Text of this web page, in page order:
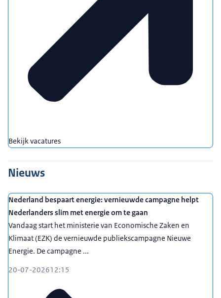
Bekijk vacatures
Nieuws
Nederland bespaart energie: vernieuwde campagne helpt
Nederlanders slim met energie om te gaan
Vandaag start het ministerie van Economische Zaken en
Klimaat (EZK) de vernieuwde publiekscampagne Nieuwe
Energie. De campagne ...
20-07-202612:15